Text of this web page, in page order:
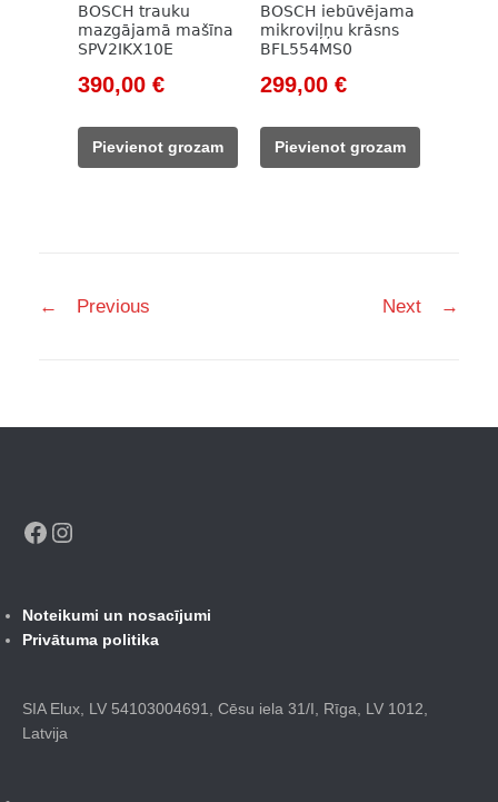
BOSCH trauku
mazgājamā mašīna
SPV2IKX10E
Original
was:
510,00 €.
390,00 €Current
390,00 €.
Pievienot grozam
BOSCH iebūvējama
mikroviļņu krāsns
BFL554MS0
Original
was:
390,00 €.
299,00 €Current
299,00 €.
Pievienot grozam
navigation
← Previous Next →
Facebook
Noteikumi un nosacījumi
Privātuma politika
SIA Elux, LV 54103004691, Cēsu iela 31/I, Rīga, LV 1012,
Latvija